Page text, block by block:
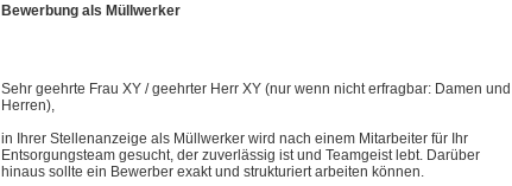
Bewerbung als Müllwerker
Sehr geehrte Frau XY / geehrter Herr XY (nur wenn nicht erfragbar: Damen und
Herren),
in Ihrer Stellenanzeige als Müllwerker wird nach einem Mitarbeiter für Ihr
Entsorgungsteam gesucht, der zuverlässig ist und Teamgeist lebt. Darüber
hinaus sollte ein Bewerber exakt und strukturiert arbeiten können.